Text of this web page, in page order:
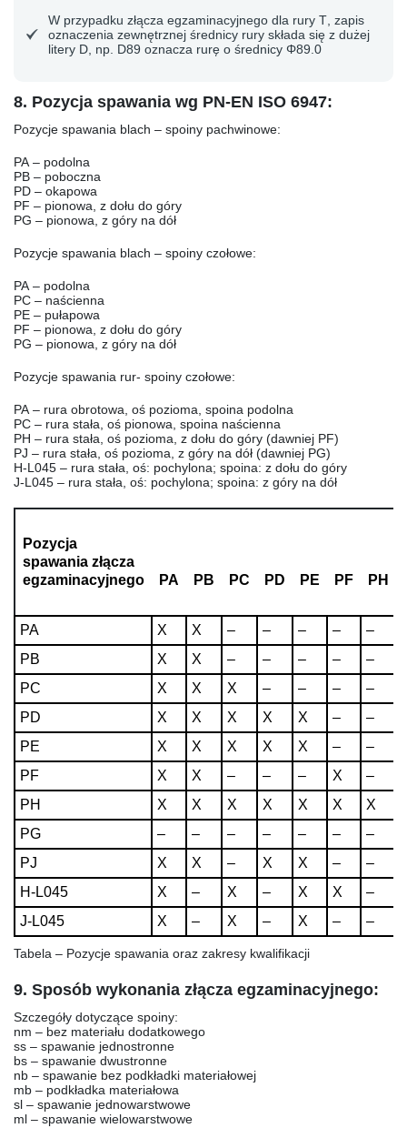
W przypadku złącza egzaminacyjnego dla rury T , zapis
oznaczenia zewnętrznej średnicy rury składa się z dużej
litery D, np. D89 oznacza rurę o średnicy Φ89.0
8. Pozycja spawania wg PN-EN ISO 6947:
Pozycje spawania blach – spoiny pachwinowe:
PA – podolna
PB – poboczna
PD – okapowa
PF – pionowa, z dołu do góry
PG – pionowa, z góry na dół
Pozycje spawania blach – spoiny czołowe:
PA – podolna
PC – naścienna
PE – pułapowa
PF – pionowa, z dołu do góry
PG – pionowa, z góry na dół
Pozycje spawania rur- spoiny czołowe:
PA – rura obrotowa, oś pozioma, spoina podolna
PC – rura stała, oś pionowa, spoina naścienna
PH – rura stała, oś pozioma, z dołu do góry (dawniej PF)
PJ – rura stała, oś pozioma, z góry na dół (dawniej PG)
H-L045 – rura stała, oś: pochylona; spoina: z dołu do góry
J-L045 – rura stała, oś: pochylona; spoina: z góry na dół
Pozycja
spawania złącza
egzaminacyjnego
PA PB PC PD PE PF PH
PA X X – – – – –
PB
X X – – – – –
PC
X X X – – – –
PD
X X X X X – –
PE
X X X X X – –
PF
X X – – – X –
PH
X X X X X X X
PG
– – – – – – –
PJ
X X – X X – –
H-L045
X – X – X X –
J-L045
X – X – X – –
Tabela – Pozycje spawania oraz zakresy kwalifikacji
9. Sposób wykonania złącza egzaminacyjnego:
Szczegóły dotyczące spoiny:
nm – bez materiału dodatkowego
ss – spawanie jednostronne
bs – spawanie dwustronne
nb – spawanie bez podkładki materiałowej
mb – podkładka materiałowa
sl – spawanie jednowarstwowe
ml – spawanie wielowarstwowe